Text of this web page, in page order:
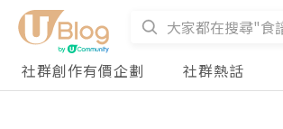
社群創作有價企劃
社群熱話